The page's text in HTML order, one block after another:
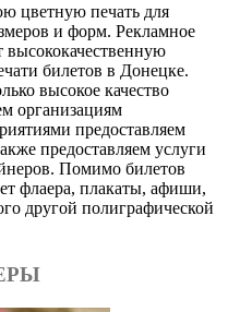
цветную печать для
и форм. Рекламное
высококачественную
билетов в Донецке.
высокое качество
организациям
предоставляем
предоставляем услуги
Помимо билетов
флаера, плакаты, афиши,
другой полиграфической